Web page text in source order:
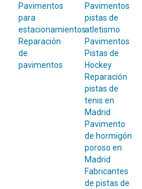
Pavimentos
para
estacionamientos
Reparación
de
pavimentos
Pavimentos
pistas de
atletismo
Pavimentos
Pistas de
Hockey
Reparación
pistas de
tenis en
Madrid
Pavimento
de hormigón
poroso en
Madrid
Fabricantes
de pistas de